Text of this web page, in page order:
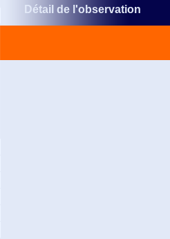
Détail de l'observation